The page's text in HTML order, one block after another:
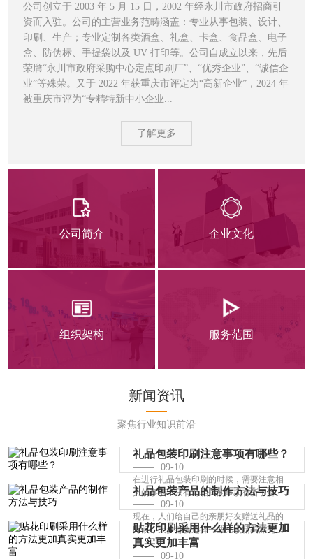
公司创立于 2003 年 5 月 15 日，2002 年经永川市政府招商引
资而入驻。公司的主营业务范畴涵盖：专业从事包装、设计、
印刷、生产；专业定制各类酒盒、礼盒、卡盒、食品盒、电子
盒、防伪标、手提袋以及 UV 打印等。公司自成立以来，先后
荣膺“永川市政府采购中心定点印刷厂”、“优秀企业”、“诚信企
业”等殊荣。又于 2022 年获重庆市评定为“高新企业”，2024 年
被重庆市评为“专精特新中小企业...
了解更多
公司简介 企业文化
组织架构 服务范围
新闻资讯
聚焦行业知识前沿
礼品包装印刷注意事项有哪些？
09-10
在进行礼品包装印刷的时候，需要注意相
关的事项，只有对相关的事项有所了解，
那么在进行产品制作的时候，才···
礼品包装产品的制作方法与技巧
09-10
现在，人们给自己的亲朋好友赠送礼品的
时候，大多都会选择一些比较精美漂亮的
包装，有时一份礼品包装产品不···
贴花印刷采用什么样的方法更加
真实更加丰富
09-10